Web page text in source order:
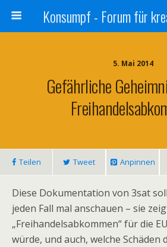
5. Mai 2014
Gefährliche
Teilen Tweet Anpinnen
Diese Dokumentation von 3sat
jeden Fall mal anschauen – sie
„Freihandelsabkommen“ für die
würde, und auch, welche Schäden